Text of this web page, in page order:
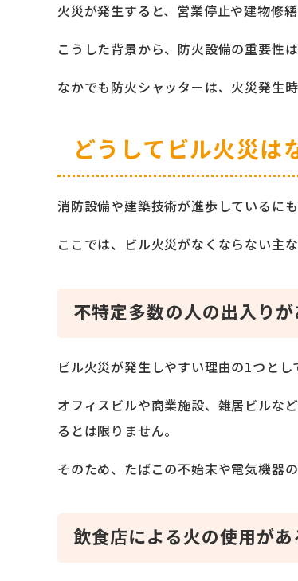
火災が発生すると、営業停止や建物修
こうした背景から、防火設備の重要性は
なかでも防火シャッターは、火災発生
どうしてビル火災は
消防設備や建築技術が進歩しているに
ここでは、ビル火災がなくならない主
不特定多数の人の出入り
ビル火災が発生しやすい理由の1つと
オフィスビルや商業施設、雑居ビルな
るとは限りません。
そのため、たばこの不始末や電気機器
飲食店による火の使用があ